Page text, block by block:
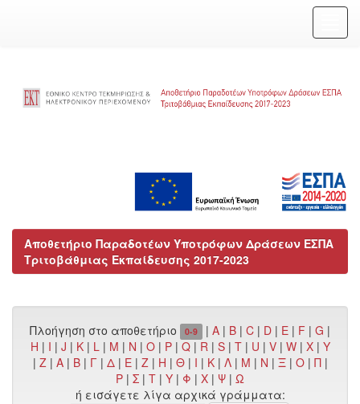
Αποθετήριο Παραδοτέων Υποτρόφων Δράσεων ΕΣΠΑ
Τριτοβάθμιας Εκπαίδευσης 2017-2023
Πλοήγηση στο αποθετήριο 0-9 |A | B |C | D | E | F |G |
H | I | J | K | L | M | N | O | P | Q | R | S | T | U | V | W | X | Y
| Z | Α | Β | Γ | Δ | Ε | Ζ | Η | Θ | Ι | Κ | Λ | Μ | Ν | Ξ | Ο | Π |
Ρ | Σ | Τ | Υ | Φ | Χ | Ψ | Ω
ή εισάγετε λίγα αρχικά γράμματα: